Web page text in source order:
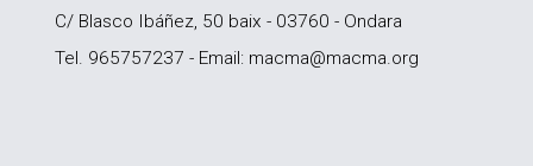
C/ Blasco Ibáñez, 50 baix - 03760 - Ondara
Tel. 965757237 - Email: macma@macma.org